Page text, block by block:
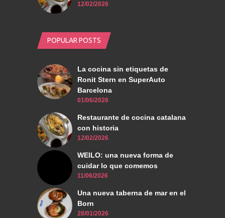
12/02/2026
POPULAR POSTS
La cocina sin etiquetas de
Ronit Stern en SuperAuto
Barcelona
01/06/2026
Restaurante de cocina catalana
con historia
12/02/2026
WEILO: una nueva forma de
cuidar lo que comemos
11/06/2026
Una nueva taberna de mar en el
Born
28/01/2026